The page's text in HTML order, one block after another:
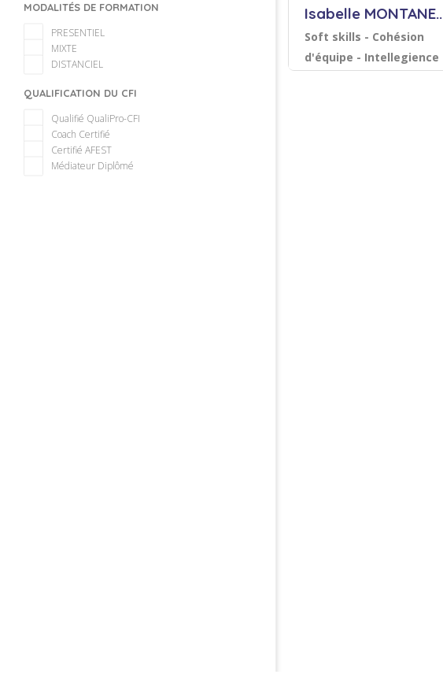
MODALITÉS DE FORMATION
PRESENTIEL
MIXTE
DISTANCIEL
QUALIFICATION DU CFI
Qualifié QualiPro-CFI
Coach Certifié
Certifié AFEST
Médiateur Diplômé
Isabelle MONTANE..
Soft skills - Cohésion
d'équipe - Intellegience